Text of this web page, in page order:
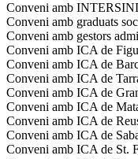
Conveni amb
Conveni amb graduats
Conveni amb gestors
Conveni amb ICA de
Conveni amb ICA de
Conveni amb ICA de
Conveni amb ICA de
Conveni amb ICA de
Conveni amb ICA de
Conveni amb ICA de
Conveni amb ICA de St.